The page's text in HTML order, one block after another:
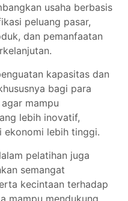
usaha berbasis
peluang pasar,
dan pemanfaatan
kapasitas dan
bagi para
mampu
lebih inovatif,
ekonomi lebih tinggi.
pelatihan juga
semangat
kecintaan terhadap